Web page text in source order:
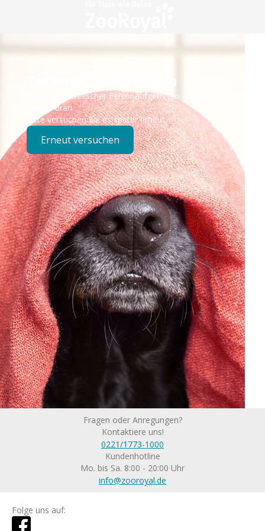
Technisches Problem
Es ist ein technischer Fehler aufgetreten – wir sind
bereits dran.
Bitte versuchen Sie es später erneut.
Erneut versuchen
Fragen oder Anregungen?
Kontaktiere uns!
0221/1773-1000
Kundenhotline
Mo. bis Sa. 8:00 - 20:00 Uhr
info@zooroyal.de
Folge uns auf: